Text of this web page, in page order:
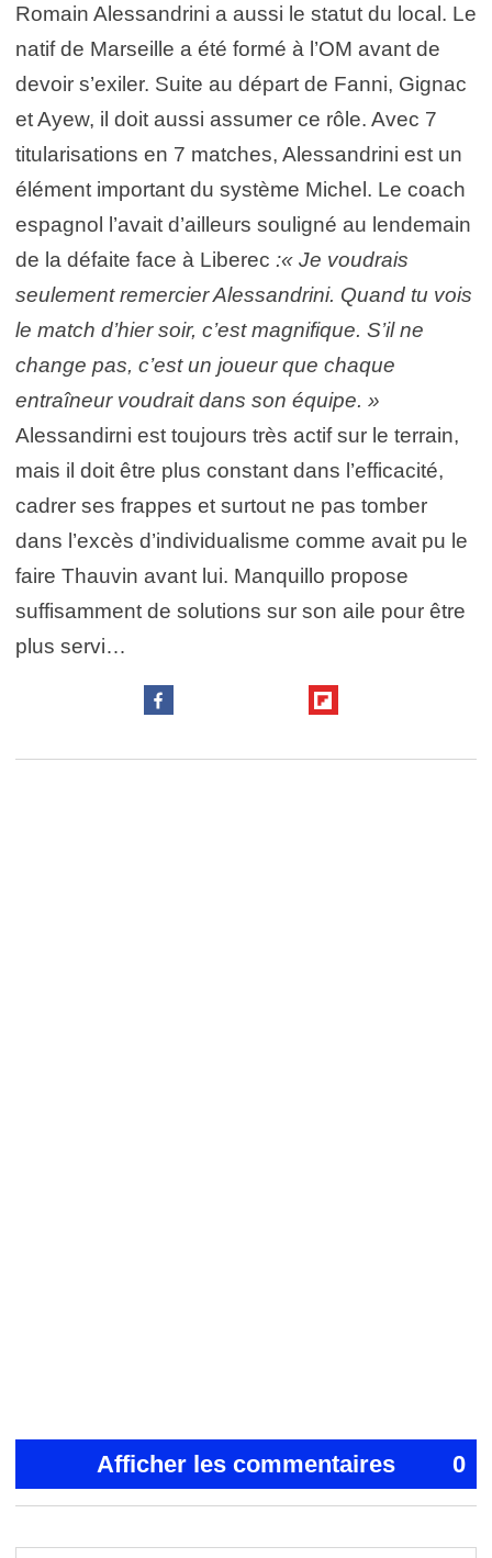
Romain Alessandrini a aussi le statut du local. Le
natif de Marseille a été formé à l’OM avant de
devoir s’exiler. Suite au départ de Fanni, Gignac
et Ayew, il doit aussi assumer ce rôle. Avec 7
titularisations en 7 matches, Alessandrini est un
élément important du système Michel. Le coach
espagnol l’avait d’ailleurs souligné au lendemain
de la défaite face à Liberec :« Je voudrais
seulement remercier Alessandrini. Quand tu vois
le match d’hier soir, c’est magnifique. S’il ne
change pas, c’est un joueur que chaque
entraîneur voudrait dans son équipe. »
Alessandirni est toujours très actif sur le terrain,
mais il doit être plus constant dans l’efficacité,
cadrer ses frappes et surtout ne pas tomber
dans l’excès d’individualisme comme avait pu le
faire Thauvin avant lui. Manquillo propose
suffisamment de solutions sur son aile pour être
plus servi…
Afficher les commentaires 0